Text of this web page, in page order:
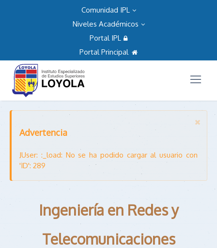
Comunidad IPL
Niveles Académicos
Portal IPL
Portal Principal
Advertencia
JUser: :_load: No se ha podido cargar al usuario con
'ID': 289
Ingeniería en Redes y
Telecomunicaciones